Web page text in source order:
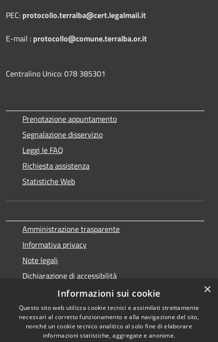
PEC: protocollo.terralba@cert.legalmail.it
E-mail : protocollo@comune.terralba.or.it
Centralino Unico: 078 385301
Prenotazione appuntamento
Segnalazione disservizio
Leggi le FAQ
Richiesta assistenza
Statistiche Web
Amministrazione trasparente
Informativa privacy
Note legali
Dichiarazione di accessibilità
Accessibilità
Copyright © 2026 • Comune di
Terralba • Powered by
×
Informazioni sui cookie
Questo sito web utilizza cookie tecnici e assimilati strettamente
necessari al corretto funzionamento e alla navigazione del sito,
nonché un cookie tecnico analitico al solo fine di elaborare
informazioni statistiche, aggregate e anonime.